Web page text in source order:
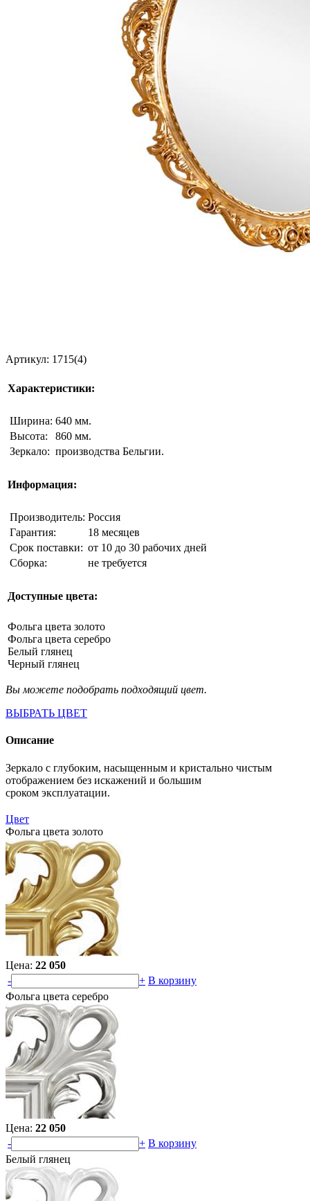
Артикул: 1715(4)
Характеристики:
Ширина: 640 мм.
Высота:
860 мм.
Зеркало: производства Бельгии.
Информация:
Производитель: Россия
Гарантия:
18 месяцев
Срок поставки: от 10 до 30 рабочих дней
Сборка:
не требуется
Доступные цвета:
Фольга цвета золото
Фольга цвета серебро
Белый глянец
Черный глянец
Вы можете подобрать подходящий цвет.
ВЫБРАТЬ ЦВЕТ
Описание
Зеркало с глубоким, насыщенным и кристально чистым
отображением без искажений и большим
сроком эксплуатации.
Цвет
Фольга цвета золото
Цена: 22 050
-
+ В корзину
Фольга цвета серебро
Цена: 22 050
-
+ В корзину
Белый глянец